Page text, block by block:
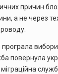
причин
а не через
програла
повернула
міграційна